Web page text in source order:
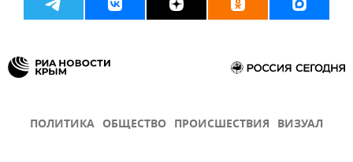
ПОЛИТИКА ОБЩЕСТВО ПРОИСШЕСТВИЯ ВИЗУАЛ